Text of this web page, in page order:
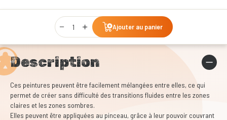
Qty
Ajouter au panier
Description
Ces peintures peuvent être facilement mélangées entre elles, ce qui
permet de créer sans difficulté des transitions fluides entre les zones
claires et les zones sombres.
Elles peuvent être appliquées au pinceau, grâce à leur pouvoir couvrant